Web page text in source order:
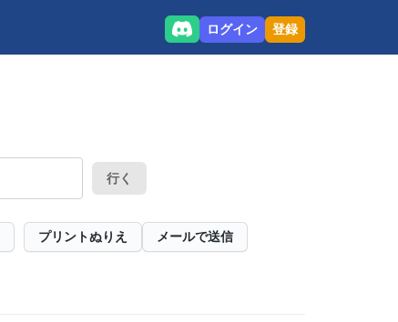
ログイン 登録
行く
プリントぬりえ メールで送信